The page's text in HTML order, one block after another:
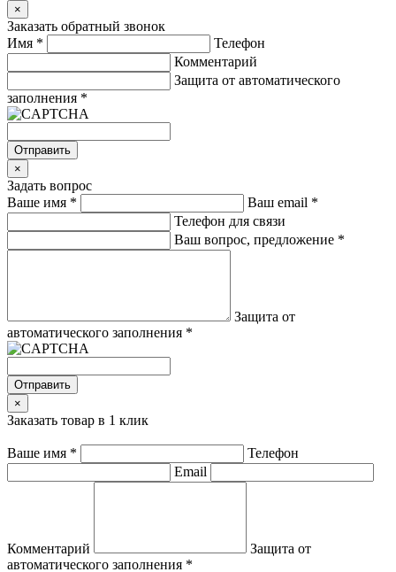
×
Заказать обратный звонок
Имя *
Телефон
Комментарий
Защита от автоматического
заполнения *
Отправить
×
Задать вопрос
Ваше имя * Ваш email *
Телефон для связи
Ваш вопрос, предложение *
Защита от
автоматического заполнения *
Отправить
×
Заказать товар в 1 клик
Ваше имя *
Телефон
Email
Комментарий
Защита от
автоматического заполнения *